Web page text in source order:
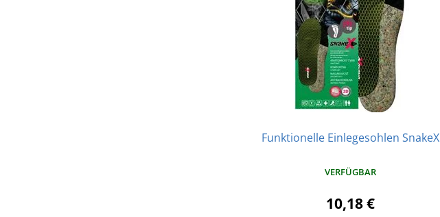
Funktionelle Einlegesohlen SnakeX
VERFÜGBAR
10,18 €